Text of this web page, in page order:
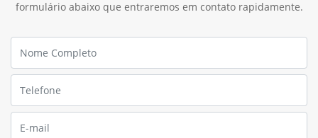
Preferência de contato:
Whatsapp